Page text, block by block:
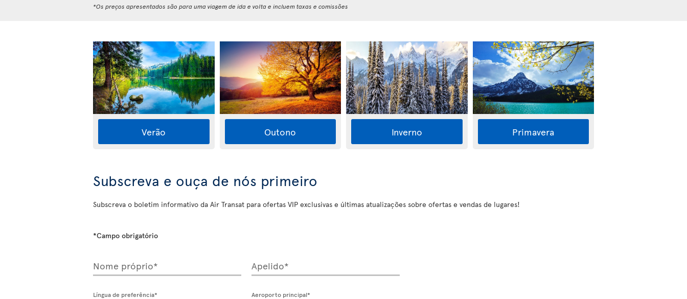
*Os preços apresentados são para uma viagem de ida e volta e incluem taxas e comissões
Verão Outono Inverno Primavera
Subscreva e ouça de nós primeiro
Subscreva o boletim informativo da Air Transat para ofertas VIP exclusivas e últimas atualizações sobre ofertas e vendas de lugares!
*Campo obrigatório
Nome próprio* Apelido*
Língua de preferência* Aeroporto principal*